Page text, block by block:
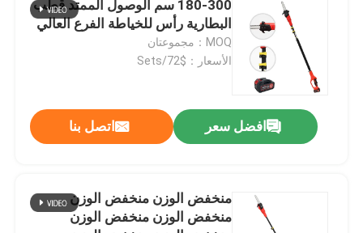
اترك رسالة
قاطعة العشب
منفاخ الورق والثلج
غيرها
180-300 سم الوصول الممتد قطب
البطارية رأس للخياطة الفرع العالي
MOQ：مجموعتان
الأسعار：$72/Sets
افضل سعر اتصل بنا
منخفض الوزن منخفض الوزن
منخفض الوزن منخفض الوزن